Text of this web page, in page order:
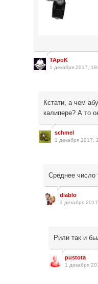
TApoK
1 декабря 2017,
Кстати, а чем
калипере? А то
schmel
1 декабря 2017,
Среднее число
diablo
1 декабря
Рили так и
pustota
1 декабря